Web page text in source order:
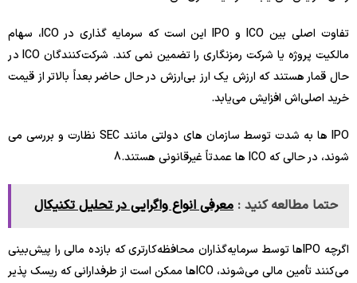
تفاوت اصلی بین ICO و IPO این است که سرمایه گذاری در ICO، سهام
مالکیت پروژه یا شرکت رمزنگاری را تضمین نمی کند. شرکت‌کنندگان ICO در
حال قمار هستند که ارزش یک ارز بی‌ارزش در حال حاضر بعداً بالاتر از قیمت
خرید اصلی‌اش افزایش می‌یابد.
IPO ها به شدت توسط سازمان های دولتی مانند SEC نظارت و بررسی می
شوند، در حالی که ICO ها عمدتاً غیرقانونی هستند.
8
حتما مطالعه کنید : معرفی انواع واگرایی در تحلیل تکنیکال
اگرچه IPOها توسط سرمایه‌گذاران محافظه‌کارتری که بازده مالی را پیش‌بینی
می‌کنند تأمین مالی می‌شوند، ICOها ممکن است از طرفدارانی که ریسک پذیر